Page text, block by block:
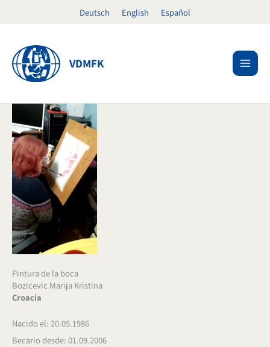
Deutsch English Español
VDMFK
Pintura de la boca
Bozicevic Marija Kristina
Croacia
Nacido el: 20.05.1986
Becario desde: 01.09.2006